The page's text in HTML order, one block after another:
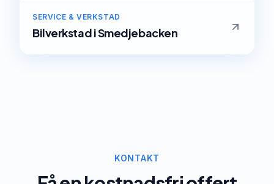
SERVICE & VERKSTAD
BilverkstadiSmedjebacken
KONTAKT